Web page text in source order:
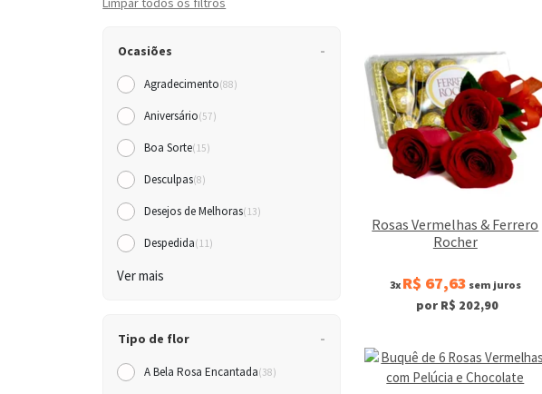
Ocasiões
Agradecimento(88)
Aniversário(57)
Boa Sorte(15)
Desculpas(8)
Desejos de Melhoras(13)
Despedida(11)
Ver mais
Tipo de flor
A Bela Rosa Encantada(38)
Rosas Vermelhas & Ferrero
Rocher
3x R$ 67,63 sem juros
por R$ 202,90